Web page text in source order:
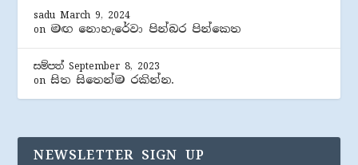
sadu March 9, 2024
on මඟ නොහැරේවා පින්බර පින්කෙත
සම්පත් September 8, 2023
onසිත සිතෙන්ම රකින්න.
NEWSLETTER SIGN UP